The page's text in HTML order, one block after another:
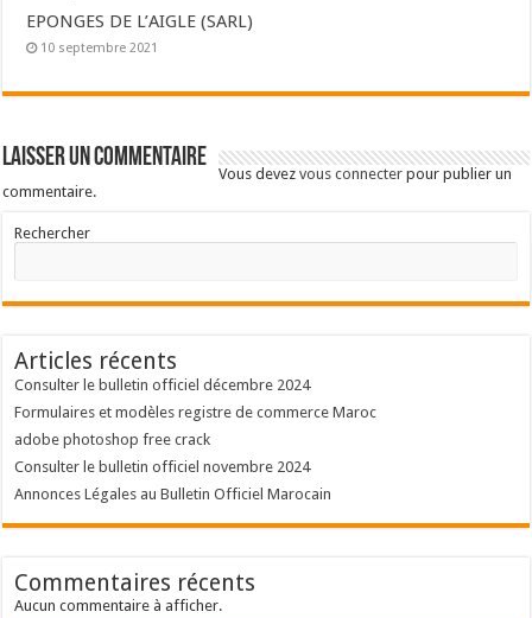
EPONGES DE L’AIGLE (SARL)
10 septembre 2021
Laisser un commentaire
Vous devezvous connecter pour publier un
commentaire.
Rechercher
Articles récents
Consulter le bulletin officiel décembre 2024
Formulaires et modèles registre de commerce Maroc
adobe photoshop free crack
Consulter le bulletin officiel novembre 2024
Annonces Légales au Bulletin Officiel Marocain
Commentaires récents
Aucun commentaire à afficher.